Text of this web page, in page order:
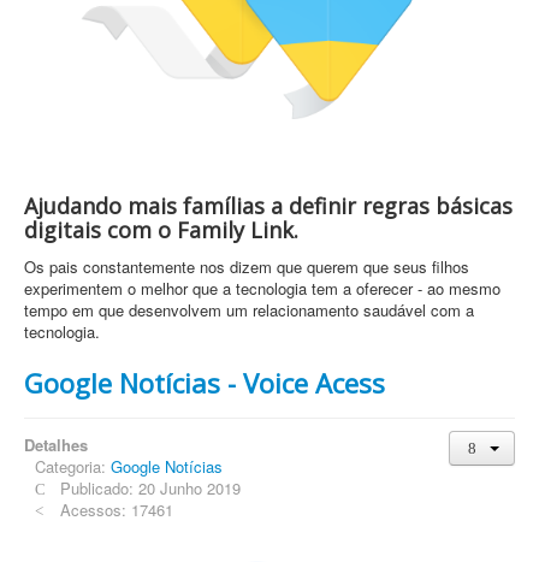
Ajudando mais famílias a definir regras básicas
digitais com o Family Link.
Os pais constantemente nos dizem que querem que seus filhos
experimentem o melhor que a tecnologia tem a oferecer - ao mesmo
tempo em que desenvolvem um relacionamento saudável com a
tecnologia.
Google Notícias - Voice Acess
Detalhes
Categoria: Google Notícias
Publicado: 20 Junho 2019
Acessos: 17461